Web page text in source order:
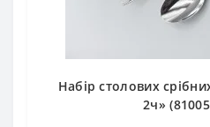
Набір столових
2ч»